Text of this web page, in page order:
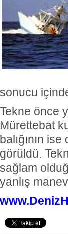
sonucu
Tekne önce
Mürettebat
balığının
görüldü.
sağlam
yanlış